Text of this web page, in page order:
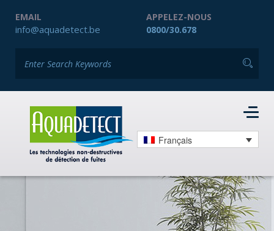
EMAIL
info@aquadetect.be
APPELEZ-NOUS
0800/30.678
Français